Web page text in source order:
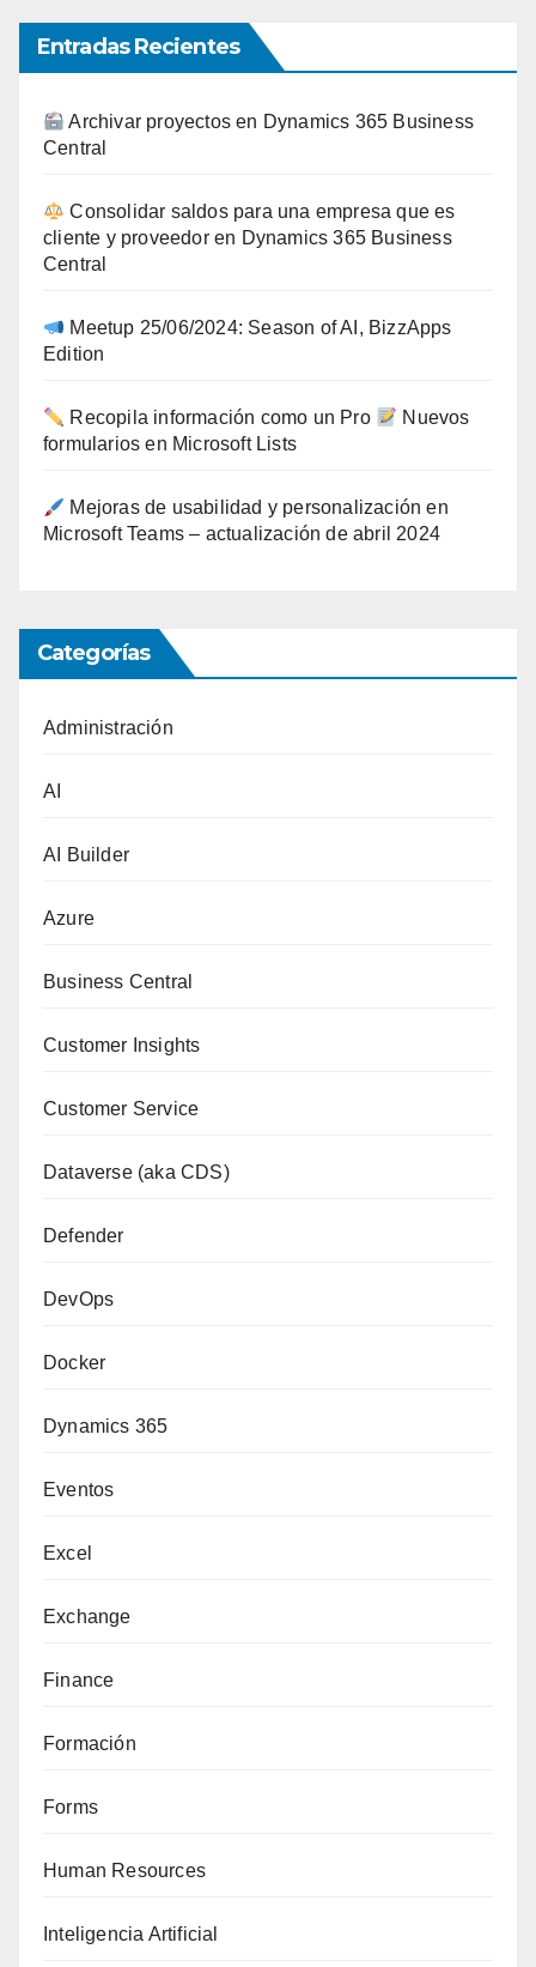
Entradas Recientes
Archivar proyectos en Dynamics 365 Business
Central
Consolidar saldos para una empresa que es
cliente y proveedor en Dynamics 365 Business
Central
Meetup 25/06/2024: Season of AI, BizzApps
Edition
Recopila información como un Pro
Nuevos
formularios en Microsoft Lists
Mejoras de usabilidad y personalización en
Microsoft Teams – actualización de abril 2024
Categorías
Administración
AI
AI Builder
Azure
Business Central
Customer Insights
Customer Service
Dataverse (aka CDS)
Defender
DevOps
Docker
Dynamics 365
Eventos
Excel
Exchange
Finance
Formación
Forms
Human Resources
Inteligencia Artificial